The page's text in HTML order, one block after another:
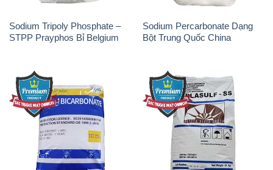
Sodium Tripoly Phosphate –
STPP Prayphos Bỉ Belgium
Sodium Percarbonate Dạng
Bột Trung Quốc China